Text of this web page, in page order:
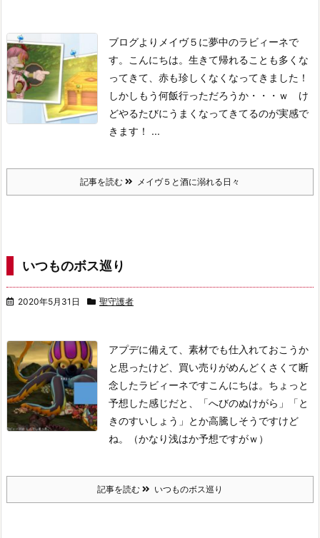
ブログよりメイヴ５に夢中のラビィーネで
す。こんにちは。 生きて帰れることも多くな
ってきて、赤も珍しくなくなってきました！
しかしもう何飯行っただろうか・・・ｗ け
どやるたびにうまくなってきてるのが実感で
きます！ ...
記事を読む メイヴ５と酒に溺れる日々
いつものボス巡り
2020年5月31日 聖守護者
アプデに備えて、素材でも仕入れておこうか
と思ったけど、買い売りがめんどくさくて断
念したラビィーネですこんにちは。ちょっと
予想した感じだと、「へびのぬけがら」「と
きのすいしょう」とか高騰しそうですけど
ね。（かなり浅はか予想ですがｗ）
記事を読む いつものボス巡り